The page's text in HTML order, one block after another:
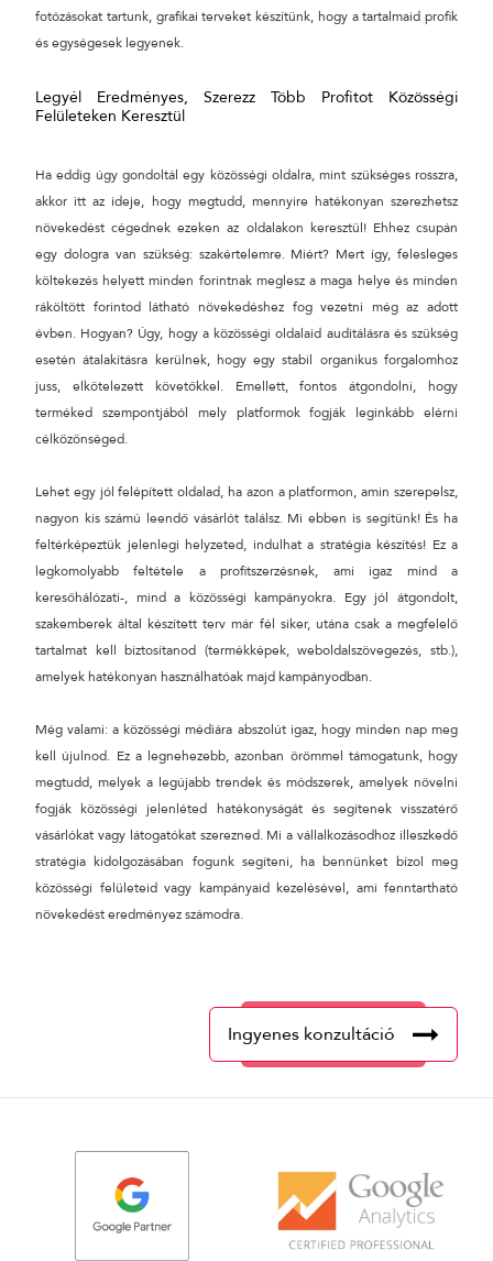
fotózásokat tartunk, grafikai terveket készítünk, hogy a tartalmaid profik
és egységesek legyenek.
Legyél Eredményes, Szerezz Több Profitot Közösségi
Felületeken Keresztül
Ha eddig úgy gondoltál egy közösségi oldalra, mint szükséges rosszra,
akkor itt az ideje, hogy megtudd, mennyire hatékonyan szerezhetsz
növekedést cégednek ezeken az oldalakon keresztül! Ehhez csupán
egy dologra van szükség: szakértelemre. Miért? Mert így, felesleges
költekezés helyett minden forintnak meglesz a maga helye és minden
ráköltött forintod látható növekedéshez fog vezetni még az adott
évben. Hogyan? Úgy, hogy a közösségi oldalaid auditálásra és szükség
esetén átalakításra kerülnek, hogy egy stabil organikus forgalomhoz
juss, elkötelezett követőkkel. Emellett, fontos átgondolni, hogy
terméked szempontjából mely platformok fogják leginkább elérni
célközönséged.
Lehet egy jól felépített oldalad, ha azon a platformon, amin szerepelsz,
nagyon kis számú leendő vásárlót találsz. Mi ebben is segítünk! És ha
feltérképeztük jelenlegi helyzeted, indulhat a stratégia készítés! Ez a
legkomolyabb feltétele a profitszerzésnek, ami igaz mind a
keresőhálózati-, mind a közösségi kampányokra. Egy jól átgondolt,
szakemberek által készített terv már fél siker, utána csak a megfelelő
tartalmat kell biztosítanod (termékképek, weboldalszövegezés, stb.),
amelyek hatékonyan használhatóak majd kampányodban.
Még valami: a közösségi médiára abszolút igaz, hogy minden nap meg
kell újulnod. Ez a legnehezebb, azonban örömmel támogatunk, hogy
megtudd, melyek a legújabb trendek és módszerek, amelyek növelni
fogják közösségi jelenléted hatékonyságát és segítenek visszatérő
vásárlókat vagy látogatókat szerezned. Mi a vállalkozásodhoz illeszkedő
stratégia kidolgozásában fogunk segíteni, ha bennünket bízol meg
közösségi felületeid vagy kampányaid kezelésével, ami fenntartható
növekedést eredményez számodra.
Ingyenes konzultáció